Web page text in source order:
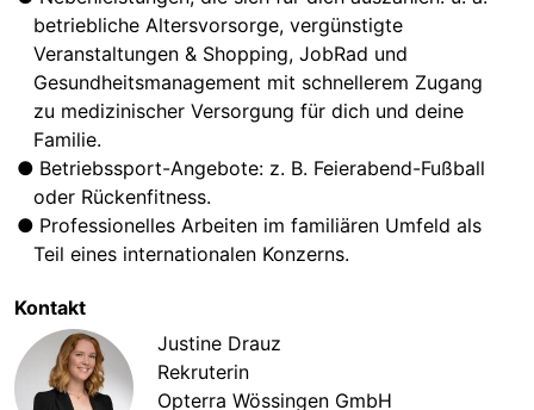
betriebliche Altersvorsorge, vergünstigte
Veranstaltungen & Shopping, JobRad und
Gesundheitsmanagement mit schnellerem Zugang
zu medizinischer Versorgung für dich und deine
Familie.
Betriebssport-Angebote: z. B. Feierabend-Fußball
oder Rückenfitness.
Professionelles Arbeiten im familiären Umfeld als
Teil eines internationalen Konzerns.
Kontakt
Justine Drauz
Rekruterin
Opterra Wössingen GmbH